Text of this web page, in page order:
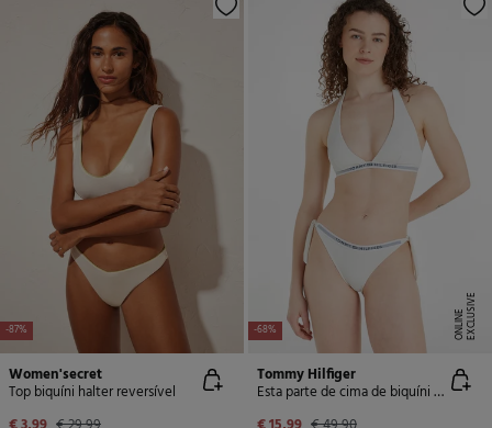
-87%
Women'secret
Top biquíni halter reversível
-68% E
X
C
L
U
SI
V
E
O
N
LI
N
E
Tommy Hilfiger
Esta parte de cima de biquíni de corte triangular sem aros inclui uma banda inferior elástica e um almofadado leve para conseguir maior comodidade e sustentação.